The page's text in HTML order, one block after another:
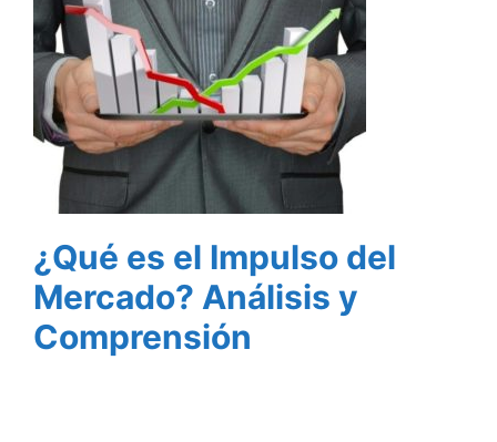
¿Qué es el Impulso del
Mercado? Análisis y
Comprensión